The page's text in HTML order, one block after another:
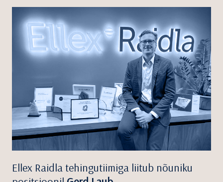
Ellex Raidla tehingutiimiga liitub nõuniku